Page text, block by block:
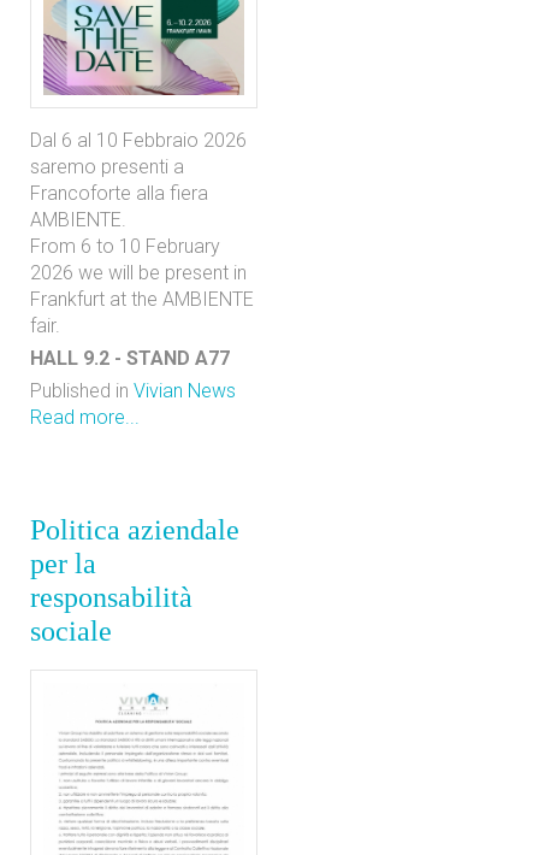
Dal 6 al 10 Febbraio 2026
saremo presenti a
Francoforte alla fiera
AMBIENTE.
From 6 to 10 February
2026 we will be present in
Frankfurt at the AMBIENTE
fair.
HALL 9.2 - STAND A77
Published in Vivian News
Read more...
Politica aziendale
per la
responsabilità
sociale